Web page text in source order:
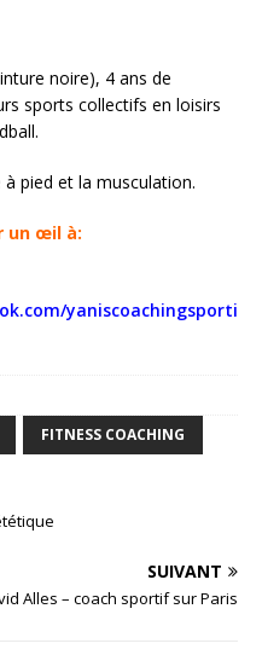
noire), 4 ans de
sports collectifs en loisirs
pied et la musculation.
un œil à:
yaniscoachingsporti
FITNESS COACHING
SUIVANT
Alles – coach sportif sur Paris